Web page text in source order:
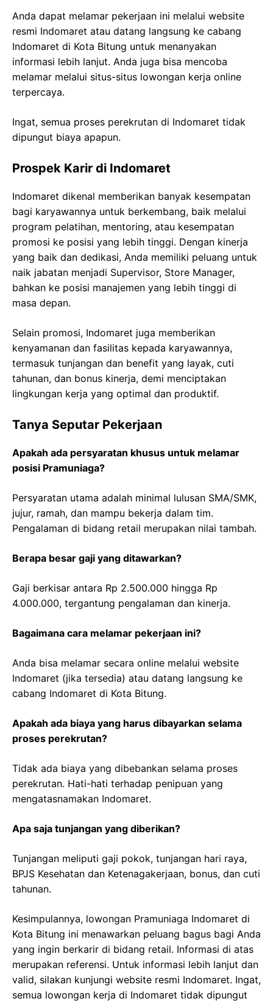
Anda dapat melamar pekerjaan ini melalui website
resmi Indomaret atau datang langsung ke cabang
Indomaret di Kota Bitung untuk menanyakan
informasi lebih lanjut. Anda juga bisa mencoba
melamar melalui situs-situs lowongan kerja online
terpercaya.
Ingat, semua proses perekrutan di Indomaret tidak
dipungut biaya apapun.
Prospek Karir di Indomaret
Indomaret dikenal memberikan banyak kesempatan
bagi karyawannya untuk berkembang, baik melalui
program pelatihan, mentoring, atau kesempatan
promosi ke posisi yang lebih tinggi. Dengan kinerja
yang baik dan dedikasi, Anda memiliki peluang untuk
naik jabatan menjadi Supervisor, Store Manager,
bahkan ke posisi manajemen yang lebih tinggi di
masa depan.
Selain promosi, Indomaret juga memberikan
kenyamanan dan fasilitas kepada karyawannya,
termasuk tunjangan dan benefit yang layak, cuti
tahunan, dan bonus kinerja, demi menciptakan
lingkungan kerja yang optimal dan produktif.
Tanya Seputar Pekerjaan
Apakah ada persyaratan khusus untuk melamar
posisi Pramuniaga?
Persyaratan utama adalah minimal lulusan SMA/SMK,
jujur, ramah, dan mampu bekerja dalam tim.
Pengalaman di bidang retail merupakan nilai tambah.
Berapa besar gaji yang ditawarkan?
Gaji berkisar antara Rp 2.500.000 hingga Rp
4.000.000, tergantung pengalaman dan kinerja.
Bagaimana cara melamar pekerjaan ini?
Anda bisa melamar secara online melalui website
Indomaret (jika tersedia) atau datang langsung ke
cabang Indomaret di Kota Bitung.
Apakah ada biaya yang harus dibayarkan selama
proses perekrutan?
Tidak ada biaya yang dibebankan selama proses
perekrutan. Hati-hati terhadap penipuan yang
mengatasnamakan Indomaret.
Apa saja tunjangan yang diberikan?
Tunjangan meliputi gaji pokok, tunjangan hari raya,
BPJS Kesehatan dan Ketenagakerjaan, bonus, dan cuti
tahunan.
Kesimpulannya, lowongan Pramuniaga Indomaret di
Kota Bitung ini menawarkan peluang bagus bagi Anda
yang ingin berkarir di bidang retail. Informasi di atas
merupakan referensi. Untuk informasi lebih lanjut dan
valid, silakan kunjungi website resmi Indomaret. Ingat,
semua lowongan kerja di Indomaret tidak dipungut